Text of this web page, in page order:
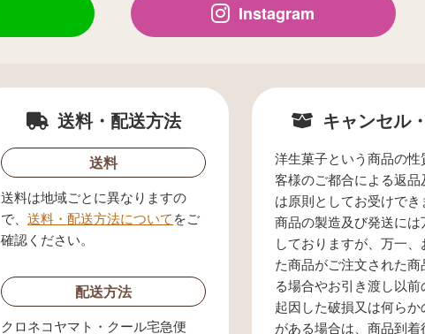
Instagram
送料・配送方法
送料
送料は地域ごとに異なりますの
で、送料・配送方法についてをご
確認ください。
配送方法
クロネコヤマト・クール宅急便
キャンセル
洋生菓子という商品の性
客様のご都合による返品
は原則としてお受けでき
商品の製造及び発送には
しておりますが、万一、
た商品がご注文された商
る場合やお引き渡し以前
起因した破損又は何らか
がある場合は、商品到着